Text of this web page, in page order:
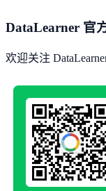
DataLearner 官
欢迎关注